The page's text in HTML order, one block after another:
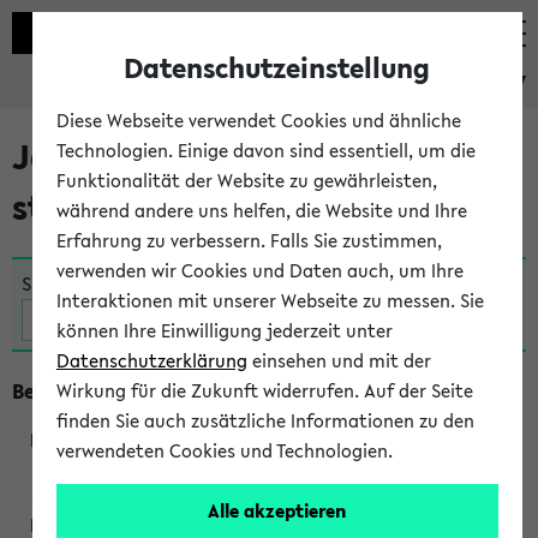
eKVV
Jetzt und in Kürze
stattfindende Veranstaltungen
Suche:
Beginn um 8 Uhr
Datenschutzeinstellung
Diese Webseite verwendet Cookies und ähnliche
Technologien. Einige davon sind essentiell, um die
Funktionalität der Website zu gewährleisten,
während andere uns helfen, die Website und Ihre
Erfahrung zu verbessern. Falls Sie zustimmen,
verwenden wir Cookies und Daten auch, um Ihre
Interaktionen mit unserer Webseite zu messen. Sie
können Ihre Einwilligung jederzeit unter
Datenschutzerklärung einsehen und mit der
Wirkung für die Zukunft widerrufen. Auf der Seite
finden Sie auch zusätzliche Informationen zu den
verwendeten Cookies und Technologien.
Alle akzeptieren